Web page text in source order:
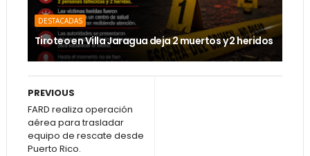
DESTACADAS
Tiroteo en Villa Jaragua deja 2 muertos y 2 heridos
PREVIOUS
FARD realiza operación
aérea para trasladar
equipo de rescate desde
Puerto Rico.